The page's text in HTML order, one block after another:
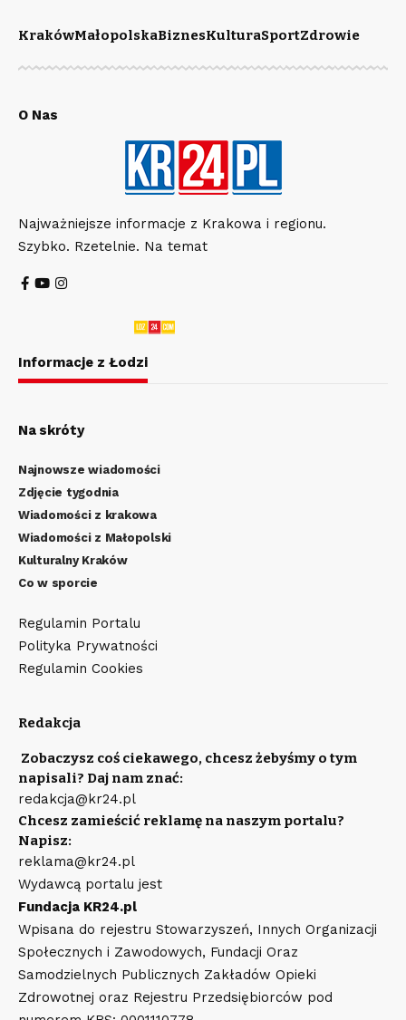
KrakówMałopolskaBiznesKulturaSportZdrowie
O Nas
Najważniejsze informacje z Krakowa i regionu.
Szybko. Rzetelnie. Na temat
Informacje z Łodzi
Na skróty
Najnowsze wiadomości
Zdjęcie tygodnia
Wiadomości z krakowa
Wiadomości z Małopolski
Kulturalny Kraków
Co w sporcie
Regulamin Portalu
Polityka Prywatności
Regulamin Cookies
Redakcja
Zobaczysz coś ciekawego, chcesz żebyśmy o tym
napisali? Daj nam znać:
redakcja@kr24.pl
Chcesz zamieścić reklamę na naszym portalu?
Napisz:
reklama@kr24.pl
Wydawcą portalu jest
Fundacja KR24.pl
Wpisana do rejestru Stowarzyszeń, Innych Organizacji
Społecznych i Zawodowych, Fundacji Oraz
Samodzielnych Publicznych Zakładów Opieki
Zdrowotnej oraz Rejestru Przedsiębiorców pod